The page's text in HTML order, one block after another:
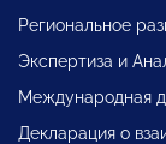
Региональное
Экспертиза и
Международная
Декларация о